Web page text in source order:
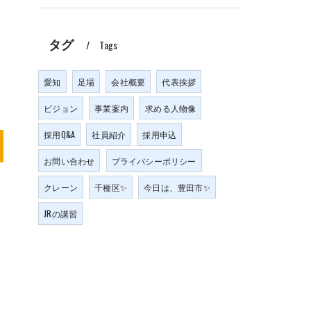
タグ Tags
愛知 足場 会社概要 代表挨拶
ビジョン 事業案内 求める人物像
採用Q&A 社員紹介 採用申込
お問い合わせ プライバシーポリシー
クレーン 千種区✨ 今日は、豊田市✨
JRの講習